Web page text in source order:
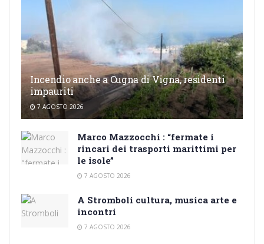
Incendio anche a Cugna di Vigna, residenti
impauriti
7 AGOSTO 2026
Marco Mazzocchi : “fermate i
rincari dei trasporti marittimi per
le isole”
7 AGOSTO 2026
A Stromboli cultura, musica arte e
incontri
7 AGOSTO 2026